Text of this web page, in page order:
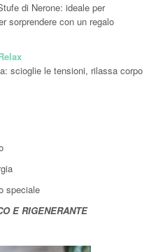
di Nerone: ideale per
sorprendere con un regalo
scioglie le tensioni, rilassa corpo
speciale
E RIGENERANTE